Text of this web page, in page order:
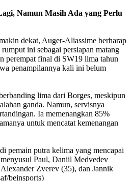
Namun Masih Ada yang Perlu
dekat, Auger-Aliassime berharap
ini sebagai persiapan matang
perempat final di SW19 lima tahun
penampilannya kali ini belum
lima dari Borges, meskipun
ganda. Namun, servisnya
Ia memenangkan 85%
untuk mencatat kemenangan
pemain putra kelima yang mencapai
Paul, Daniil Medvedev
Zverev (35), dan Jannik
beinsports)